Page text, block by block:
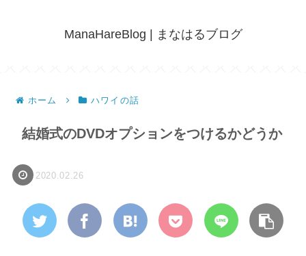
ManaHareBlog | まなはるブログ
ホーム ハワイの話
結婚式のDVDオプションをつけるかどうか
2020.02.26